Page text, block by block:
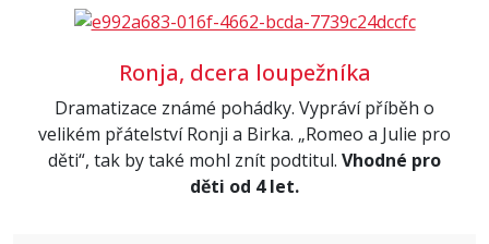
Ronja, dcera loupežníka
Dramatizace známé pohádky. Vypráví příběh o
velikém přátelství Ronji a Birka. „Romeo a Julie pro
děti“, tak by také mohl znít podtitul. Vhodné pro
děti od 4 let.